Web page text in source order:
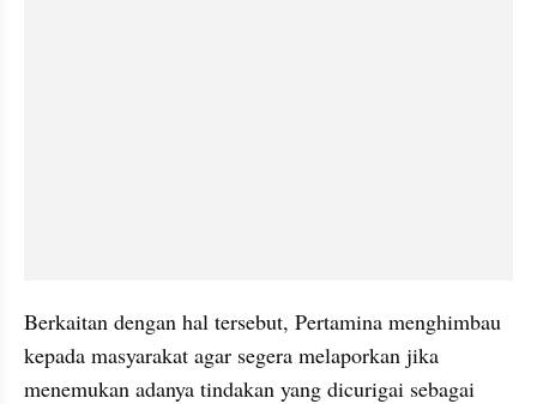
Berkaitan dengan hal tersebut, Pertamina menghimbau
kepada masyarakat agar segera melaporkan jika
menemukan adanya tindakan yang dicurigai sebagai